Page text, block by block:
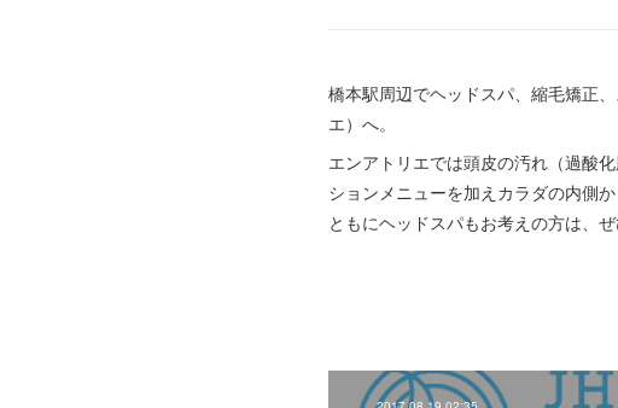
橋本駅周辺でヘッドスパ、縮毛矯正
エ）へ。
エンアトリエでは頭皮の汚れ（過酸
ションメニューを加えカラダの内側
ともにヘッドスパもお考えの方は、